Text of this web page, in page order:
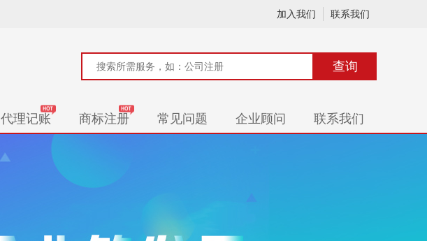
加入我们 联系我们
查询
代理记账 商标注册 常见问题 企业顾问 联系我们